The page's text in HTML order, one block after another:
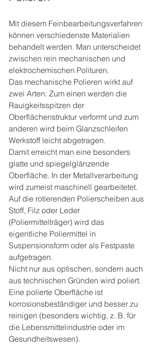
Mit diesem Feinbearbeitungsverfahren
können verschiedenste Materialien
behandelt werden. Man unterscheidet
zwischen rein mechanischen und
elektrochemischen Polituren.
Das mechanische Polieren wirkt auf
zwei Arten: Zum einen werden die
Rauigkeitsspitzen der
Oberflächenstruktur verformt und zum
anderen wird beim Glanzschleifen
Werkstoff leicht abgetragen.
Damit erreicht man eine besonders
glatte und spiegelglänzende
Oberfläche. In der Metallverarbeitung
wird zumeist maschinell gearbeitetet.
Auf die rotierenden Polierscheiben aus
Stoff, Filz oder Leder
(Poliermittelträger) wird das
eigentliche Poliermittel in
Suspensionsform oder als Festpaste
aufgetragen.
Nicht nur aus optischen, sondern auch
aus technischen Gründen wird poliert.
Eine polierte Oberfläche ist
korrosionsbeständiger und besser zu
reinigen (besonders wichtig, z. B. für
die Lebensmittelindustrie oder im
Gesundheitswesen).